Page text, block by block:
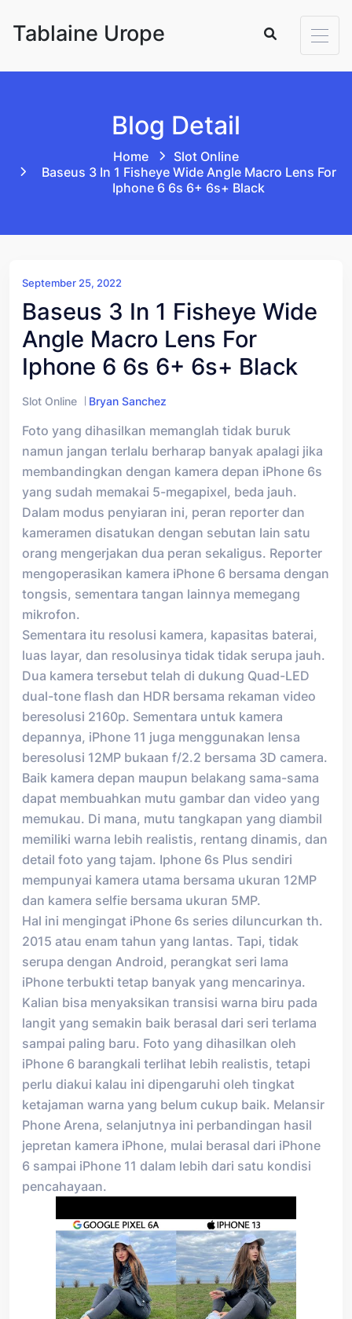
Tablaine Urope
Blog Detail
Home
Slot Online
Baseus 3 In 1 Fisheye Wide Angle Macro Lens For
Iphone 6 6s 6+ 6s+ Black
September 25, 2022
Baseus 3 In 1 Fisheye Wide
Angle Macro Lens For
Iphone 6 6s 6+ 6s+ Black
Slot Online Bryan Sanchez
Foto yang dihasilkan memanglah tidak buruk
namun jangan terlalu berharap banyak apalagi jika
membandingkan dengan kamera depan iPhone 6s
yang sudah memakai 5-megapixel, beda jauh.
Dalam modus penyiaran ini, peran reporter dan
kameramen disatukan dengan sebutan lain satu
orang mengerjakan dua peran sekaligus. Reporter
mengoperasikan kamera iPhone 6 bersama dengan
tongsis, sementara tangan lainnya memegang
mikrofon.
Sementara itu resolusi kamera, kapasitas baterai,
luas layar, dan resolusinya tidak tidak serupa jauh.
Dua kamera tersebut telah di dukung Quad-LED
dual-tone flash dan HDR bersama rekaman video
beresolusi 2160p. Sementara untuk kamera
depannya, iPhone 11 juga menggunakan lensa
beresolusi 12MP bukaan f/2.2 bersama 3D camera.
Baik kamera depan maupun belakang sama-sama
dapat membuahkan mutu gambar dan video yang
memukau. Di mana, mutu tangkapan yang diambil
memiliki warna lebih realistis, rentang dinamis, dan
detail foto yang tajam. Iphone 6s Plus sendiri
mempunyai kamera utama bersama ukuran 12MP
dan kamera selfie bersama ukuran 5MP.
Hal ini mengingat iPhone 6s series diluncurkan th.
2015 atau enam tahun yang lantas. Tapi, tidak
serupa dengan Android, perangkat seri lama
iPhone terbukti tetap banyak yang mencarinya.
Kalian bisa menyaksikan transisi warna biru pada
langit yang semakin baik berasal dari seri terlama
sampai paling baru. Foto yang dihasilkan oleh
iPhone 6 barangkali terlihat lebih realistis, tetapi
perlu diakui kalau ini dipengaruhi oleh tingkat
ketajaman warna yang belum cukup baik. Melansir
Phone Arena, selanjutnya ini perbandingan hasil
jepretan kamera iPhone, mulai berasal dari iPhone
6 sampai iPhone 11 dalam lebih dari satu kondisi
pencahayaan.